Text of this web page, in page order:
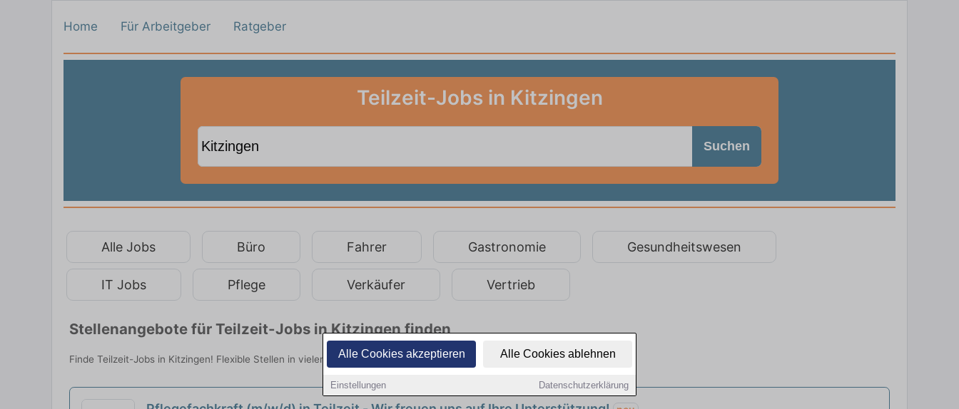
Alle Cookies akzeptieren Alle Cookies ablehnen
Einstellungen Datenschutzerklärung
Home Für Arbeitgeber Ratgeber
Teilzeit-Jobs in Kitzingen
Suchen
Alle Jobs Büro Fahrer Gastronomie Gesundheitswesen
IT Jobs Pflege Verkäufer Vertrieb
Stellenangebote für Teilzeit-Jobs in Kitzingen finden
Finde Teilzeit-Jobs in Kitzingen! Flexible Stellen in vielen Branchen. Jetzt bewerben!